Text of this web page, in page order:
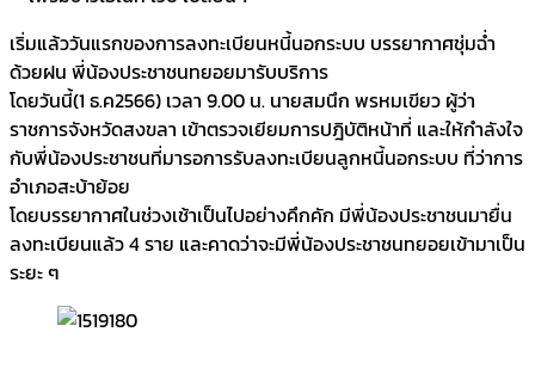
เริ่มแล้ววันแรกของการลงทะเบียนหนี้นอกระบบ บรรยากาศชุ่มฉ่ำ
ด้วยฝน พี่น้องประชาชนทยอยมารับบริการ
โดยวันนี้(1 ธ.ค2566) เวลา 9.00 น. นายสมนึก พรหมเขียว ผู้ว่า
ราชการจังหวัดสงขลา เข้าตรวจเยียมการปฎิบัติหน้าที่ และให้กำลังใจ
กับพี่น้องประชาชนที่มารอการรับลงทะเบียนลูกหนี้นอกระบบ ที่ว่าการ
อำเภอสะบ้าย้อย
โดยบรรยากาศในช่วงเช้าเป็นไปอย่างคึกคัก มีพี่น้องประชาชนมายื่น
ลงทะเบียนแล้ว 4 ราย และคาดว่าจะมีพี่น้องประชาชนทยอยเข้ามาเป็น
ระยะ ๆ